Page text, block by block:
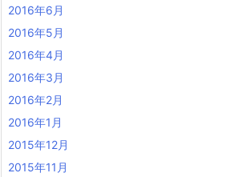
2016年6月
2016年5月
2016年4月
2016年3月
2016年2月
2016年1月
2015年12月
2015年11月